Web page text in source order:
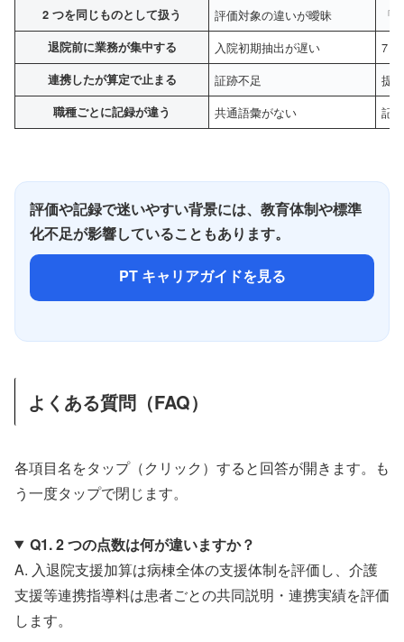
2 つを同じものとして扱う 評価対象の違いが曖昧 「
退院前に業務が集中する 入院初期抽出が遅い 7
連携したが算定で止まる 証跡不足 提
職種ごとに記録が違う 共通語彙がない 記
評価や記録で迷いやすい背景には、教育体制や標準
化不足が影響していることもあります。
PT キャリアガイドを見る
よくある質問（FAQ）
各項目名をタップ（クリック）すると回答が開きます。も
う一度タップで閉じます。
Q1. 2 つの点数は何が違いますか？
A. 入退院支援加算は病棟全体の支援体制を評価し、介護
支援等連携指導料は患者ごとの共同説明・連携実績を評価
します。